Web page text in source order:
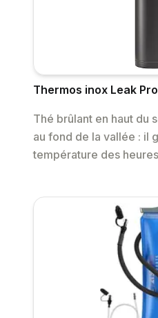
Thermos inox Leak
Thé brûlant en haut du
au fond de la vallée : il
température des